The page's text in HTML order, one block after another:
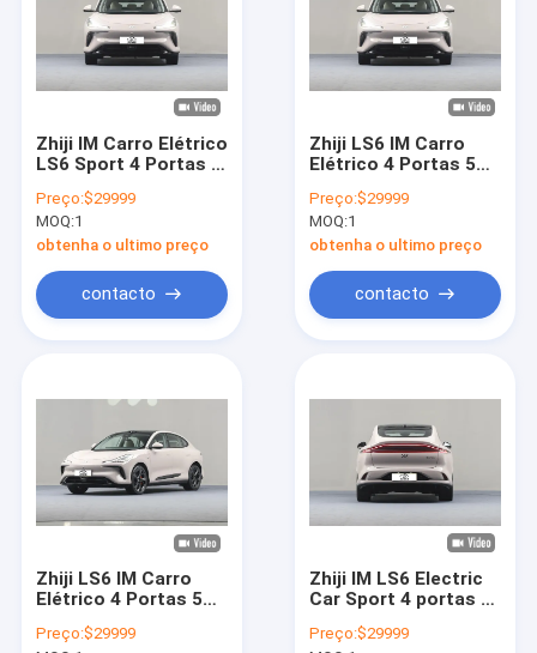
Zhiji IM Carro Elétrico
LS6 Sport 4 Portas 5
Long Range Veículo
de Nova Energia EV
Carro Para Adultos
Preço:$29999
MOQ:1
obtenha o ultimo preço
contacto
Zhiji LS6 IM Carro
Elétrico 4 Portas 5
Long Range New
Energy Carro Elétrico
Preço:$29999
MOQ:1
obtenha o ultimo preço
contacto
Zhiji LS6 IM Carro
Elétrico 4 Portas 5
Long Range New
Preço:$29999
Zhiji IM LS6 Electric
Car Sport 4 portas 5
Long Range New
Preço:$29999